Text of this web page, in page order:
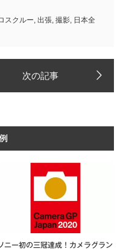
スクルー 出張 撮影 日本全
ニー初の三冠達成！カメラグラン